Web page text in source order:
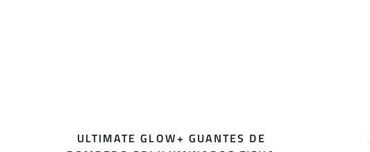
ULTIMATE GLOW+ GUANTES DE